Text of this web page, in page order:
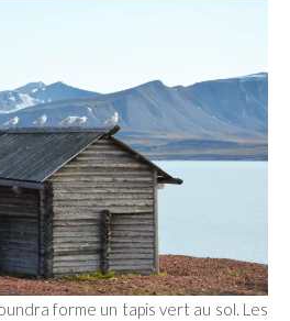
forme un tapis vert au sol. Les